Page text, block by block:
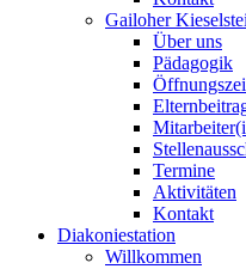
Gailoher
Über uns
Pädagogik
Termine
Aktivitäten
Kontakt
Diakoniestation
Willkommen